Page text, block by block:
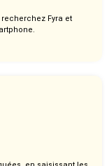
recherchez Fyra et